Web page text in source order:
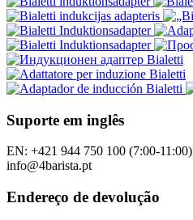
Suporte em inglês
EN: +421 944 750 100 (7:00-11:00)
info@4barista.pt
Endereço de devolução